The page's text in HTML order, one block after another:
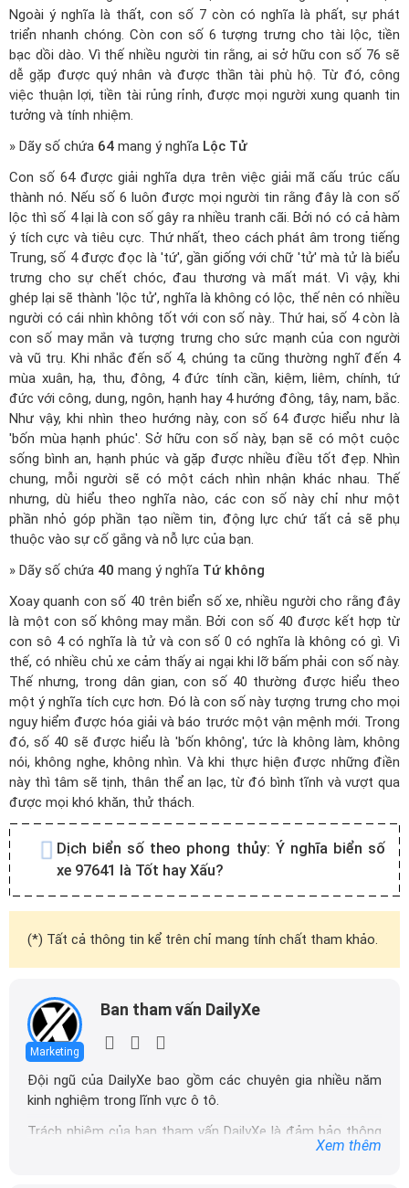
Ngoài ý nghĩa là thất, con số 7 còn có nghĩa là phất, sự phát
triển nhanh chóng. Còn con số 6 tượng trưng cho tài lộc, tiền
bạc dồi dào. Vì thế nhiều người tin rằng, ai sở hữu con số 76 sẽ
dễ gặp được quý nhân và được thần tài phù hộ. Từ đó, công
việc thuận lợi, tiền tài rủng rỉnh, được mọi người xung quanh tin
tưởng và tính nhiệm.
» Dãy số chứa 64 mang ý nghĩa Lộc Tử
Con số 64 được giải nghĩa dựa trên việc giải mã cấu trúc cấu
thành nó. Nếu số 6 luôn được mọi người tin rằng đây là con số
lộc thì số 4 lại là con số gây ra nhiều tranh cãi. Bởi nó có cả hàm
ý tích cực và tiêu cực. Thứ nhất, theo cách phát âm trong tiếng
Trung, số 4 được đọc là 'tứ', gần giống với chữ 'tử' mà tử là biểu
trưng cho sự chết chóc, đau thương và mất mát. Vì vậy, khi
ghép lại sẽ thành 'lộc tử', nghĩa là không có lộc, thế nên có nhiều
người có cái nhìn không tốt với con số này.. Thứ hai, số 4 còn là
con số may mắn và tượng trưng cho sức mạnh của con người
và vũ trụ. Khi nhắc đến số 4, chúng ta cũng thường nghĩ đến 4
mùa xuân, hạ, thu, đông, 4 đức tính cần, kiệm, liêm, chính, tứ
đức với công, dung, ngôn, hạnh hay 4 hướng đông, tây, nam, bắc.
Như vậy, khi nhìn theo hướng này, con số 64 được hiểu như là
'bốn mùa hạnh phúc'. Sở hữu con số này, bạn sẽ có một cuộc
sống bình an, hạnh phúc và gặp được nhiều điều tốt đẹp. Nhìn
chung, mỗi người sẽ có một cách nhìn nhận khác nhau. Thế
nhưng, dù hiểu theo nghĩa nào, các con số này chỉ như một
phần nhỏ góp phần tạo niềm tin, động lực chứ tất cả sẽ phụ
thuộc vào sự cố gắng và nỗ lực của bạn.
» Dãy số chứa 40 mang ý nghĩa Tứ không
Xoay quanh con số 40 trên biển số xe, nhiều người cho rằng đây
là một con số không may mắn. Bởi con số 40 được kết hợp từ
con sô 4 có nghĩa là tử và con số 0 có nghĩa là không có gì. Vì
thế, có nhiều chủ xe cảm thấy ai ngại khi lỡ bấm phải con số này.
Thế nhưng, trong dân gian, con số 40 thường được hiểu theo
một ý nghĩa tích cực hơn. Đó là con số này tượng trưng cho mọi
nguy hiểm được hóa giải và báo trước một vận mệnh mới. Trong
đó, số 40 sẽ được hiểu là 'bốn không', tức là không làm, không
nói, không nghe, không nhìn. Và khi thực hiện được những điền
này thì tâm sẽ tịnh, thân thể an lạc, từ đó bình tĩnh và vượt qua
được mọi khó khăn, thử thách.
Dịch biển số theo phong thủy: Ý nghĩa biển số
xe 97641 là Tốt hay Xấu?
(*) Tất cả thông tin kể trên chỉ mang tính chất tham khảo.
Marketing
Ban tham vấn DailyXe
Đội ngũ của DailyXe bao gồm các chuyên gia nhiều năm
kinh nghiệm trong lĩnh vực ô tô.
Trách nhiệm của ban tham vấn DailyXe là đảm bảo thông
tin chính xác được đăng tải trên dailyxe.com.vn, thường
Xem thêm